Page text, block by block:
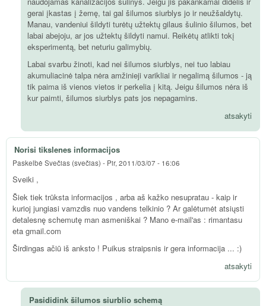
gerai įkastas į žemę, tai gal šilumos siurblys jo ir neužšaldytų.
Manau, vandeniui šildyti turėtų užtektų gilaus šulinio šilumos, bet
labai abejoju, ar jos užtektų šildyti namui. Reikėtų atlikti tokį
eksperimentą, bet neturiu galimybių.
Labai svarbu žinoti, kad nei šilumos siurblys, nei tuo labiau
akumuliacinė talpa nėra amžinieji varikliai ir negalimą šilumos - ją
tik paima iš vienos vietos ir perkelia į kitą. Jeigu šilumos nėra iš
kur paimti, šilumos siurblys pats jos nepagamins.
atsakyti
Norisi tikslenes informacijos
Paskelbė Svečias (svečias) - Pir, 2011/03/07 - 16:06
Sveiki ,
Šiek tiek trūksta informacijos , arba aš kažko nesupratau - kaip ir
kurioj jungiasi vamzdis nuo vandens telkinio ? Ar galėtumėt atsiųsti
detalesnę schemutę man asmeniškai ? Mano e-mail'as : rimantasu
eta gmail.com
Širdingas ačiū iš anksto ! Puikus straipsnis ir gera informacija ... :)
atsakyti
Pasididink šilumos siurblio schemą